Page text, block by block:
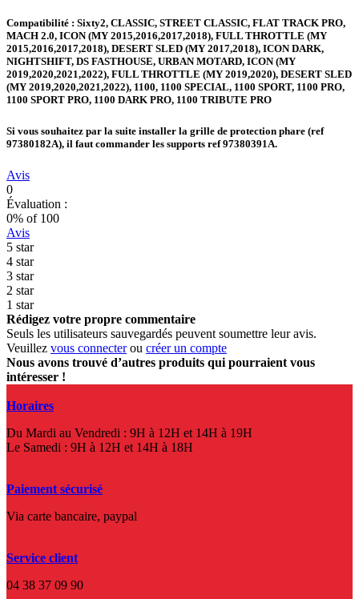
Compatibilité : Sixty2, CLASSIC, STREET CLASSIC, FLAT TRACK PRO,
MACH 2.0, ICON (MY 2015,2016,2017,2018), FULL THROTTLE (MY
2015,2016,2017,2018), DESERT SLED (MY 2017,2018), ICON DARK,
NIGHTSHIFT, DS FASTHOUSE, URBAN MOTARD, ICON (MY
2019,2020,2021,2022), FULL THROTTLE (MY 2019,2020), DESERT SLED
(MY 2019,2020,2021,2022), 1100, 1100 SPECIAL, 1100 SPORT, 1100 PRO,
1100 SPORT PRO, 1100 DARK PRO, 1100 TRIBUTE PRO
Si vous souhaitez par la suite installer la grille de protection phare (ref
97380182A), il faut commander les supports ref97380391A.
Avis
0
Évaluation :
0% of 100
Avis
5 star
4 star
3 star
2 star
1 star
Rédigez votre propre commentaire
Seuls les utilisateurs sauvegardés peuvent soumettre leur avis.
Veuillez vous connecterou créer un compte
Nous avons trouvé d’autres produits qui pourraient vous
intéresser !
Horaires
Du Mardi au Vendredi : 9H à 12H et 14H à 19H
Le Samedi : 9H à 12H et 14H à 18H
Paiement sécurisé
Via carte bancaire, paypal
Service client
04 38 37 09 90